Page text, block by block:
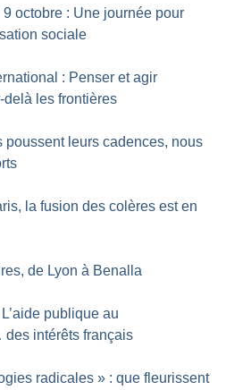
octobre : Une journée pour
sociale
: Penser et agir
delà les frontières
poussent leurs cadences, nous
la fusion des colères est en
de Lyon à Benalla
publique au
intérêts français
radicales » : que fleurissent